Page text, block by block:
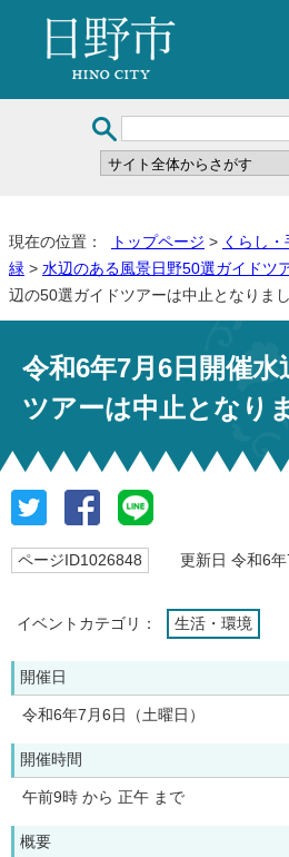
現在の位置： トップページ > くらし・
緑 > 水辺のある風景日野50選ガイドツ
辺の50選ガイドツアーは中止となりま
令和6年7月6日開催
ツアーは中止となり
ページID1026848 更新日 令和6年
イベントカテゴリ： 生活・環境
開催日
令和6年7月6日（土曜日）
開催時間
午前9時 から 正午 まで
概要